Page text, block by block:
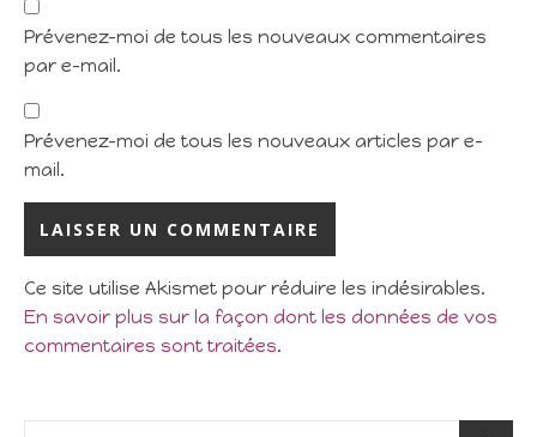
Prévenez-moi de tous les nouveaux commentaires
par e-mail.
Prévenez-moi de tous les nouveaux articles par e-
mail.
Ce site utilise Akismet pour réduire les indésirables.
En savoir plus sur la façon dont les données de vos
commentaires sont traitées.